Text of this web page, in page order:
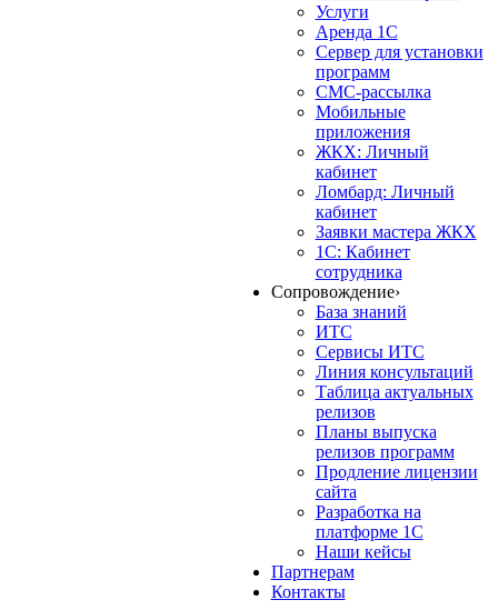
Услуги
Аренда 1С
Сервер для установки
программ
СМС-рассылка
Мобильные
приложения
ЖКХ: Личный
кабинет
Ломбард: Личный
кабинет
Заявки мастера ЖКХ
1С: Кабинет
сотрудника
Сопровождение›
База знаний
ИТС
Сервисы ИТС
Линия консультаций
Таблица актуальных
релизов
Планы выпуска
релизов программ
Продление лицензии
сайта
Разработка на
платформе 1С
Наши кейсы
Партнерам
Контакты